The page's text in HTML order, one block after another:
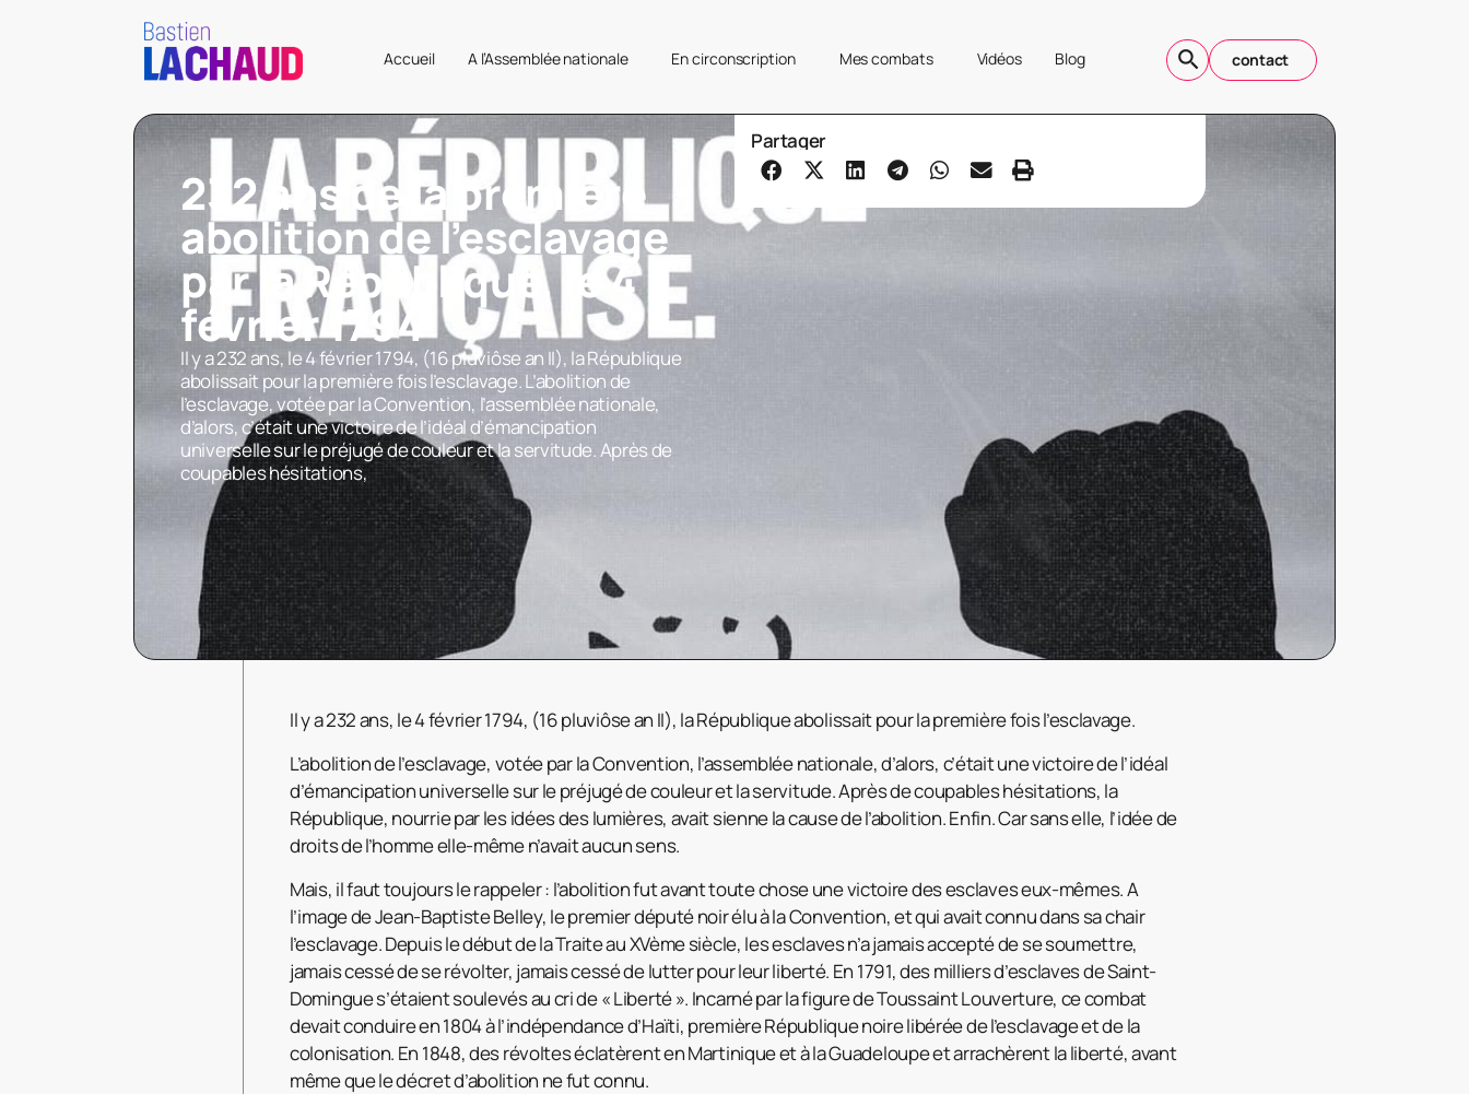
Accueil A l’Assemblée nationale En circonscription Mes combats Vidéos Blog contact
232 ans de la première
abolition de l’esclavage
par la République, le 4
février 1794
Il y a 232 ans, le 4 février 1794, (16 pluviôse an II), la République
abolissait pour la première fois l’esclavage. L’abolition de
l’esclavage, votée par la Convention, l’assemblée nationale,
d’alors, c’était une victoire de l’idéal d’émancipation
universelle sur le préjugé de couleur et la servitude. Après de
coupables hésitations,
Partager
Il y a 232 ans, le 4 février 1794, (16 pluviôse an II), la République abolissait pour la première fois l’esclavage.
L’abolition de l’esclavage, votée par la Convention, l’assemblée nationale, d’alors, c’était une victoire de l’idéal
d’émancipation universelle sur le préjugé de couleur et la servitude. Après de coupables hésitations, la
République, nourrie par les idées des lumières, avait sienne la cause de l’abolition. Enfin. Car sans elle, l’idée de
droits de l’homme elle-même n’avait aucun sens.
Mais, il faut toujours le rappeler : l’abolition fut avant toute chose une victoire des esclaves eux-mêmes. A
l’image de Jean-Baptiste Belley, le premier député noir élu à la Convention, et qui avait connu dans sa chair
l’esclavage. Depuis le début de la Traite au XVème siècle, les esclaves n’a jamais accepté de se soumettre,
jamais cessé de se révolter, jamais cessé de lutter pour leur liberté. En 1791, des milliers d’esclaves de Saint-
Domingue s’étaient soulevés au cri de « Liberté ». Incarné par la figure de Toussaint Louverture, ce combat
devait conduire en 1804 à l’indépendance d’Haïti, première République noire libérée de l’esclavage et de la
colonisation. En 1848, des révoltes éclatèrent en Martinique et à la Guadeloupe et arrachèrent la liberté, avant
même que le décret d’abolition ne fut connu.